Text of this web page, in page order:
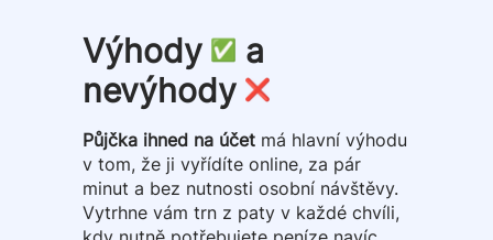
Výhody
a
nevýhody
Půjčka ihned na účet má hlavní výhodu
v tom, že ji vyřídíte online, za pár
minut a bez nutnosti osobní návštěvy.
Vytrhne vám trn z paty v každé chvíli,